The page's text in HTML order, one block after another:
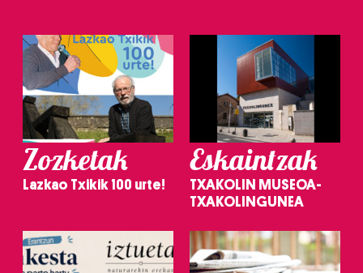
Zozketak
Lazkao Txikik 100 urte!
Eskaintzak
TXAKOLIN MUSEOA-
TXAKOLINGUNEA